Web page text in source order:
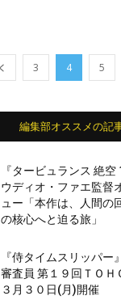
3 4 5
編集部オススメの記
『タービュランス 絶
ウディオ・ファエ監督
ュー「本作は、人間の
の核心へと迫る旅」
『侍タイムスリッパ
審査員 第１９回ＴＯ
３月３０日(月)開催